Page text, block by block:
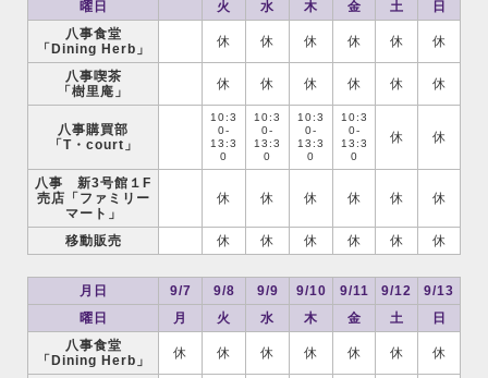
曜日 火 水 木 金 土
日
八事食堂
「Dining Herb」
休 休 休 休 休 休
八事喫茶
「樹里庵」
休 休 休 休 休 休
八事購買部
「T・court」
10:3
0-
13:3
0
10:3
0-
13:3
0
10:3
0-
13:3
0
10:3
0-
13:3
0
休 休
八事 新3号館１F
売店「ファミリー
マート」
休 休 休 休 休 休
移動販売 休 休 休 休 休 休
月日 9/7 9/8 9/9 9/10 9/11 9/12
9/13
曜日
月 火 水 木 金 土
日
八事食堂
「Dining Herb」
休 休 休 休 休 休 休